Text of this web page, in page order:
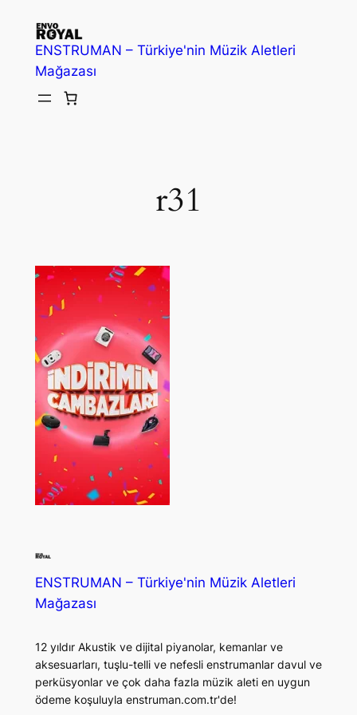
ENSTRUMAN – Türkiye'nin Müzik Aletleri
Mağazası
r31
ENSTRUMAN – Türkiye'nin Müzik Aletleri
Mağazası
12 yıldır Akustik ve dijital piyanolar, kemanlar ve
aksesuarları, tuşlu-telli ve nefesli enstrumanlar davul ve
perküsyonlar ve çok daha fazla müzik aleti en uygun
ödeme koşuluyla enstruman.com.tr'de!